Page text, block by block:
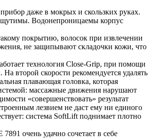
даже в мокрых и скользких руках.
ощутимы. Водонепроницаемы корпус
покрытию, волосок при извлечении
не защипывают складочки кожи, что
технология Close-Grip, при помощи
второй скорости рекомендуется удалять
плавающая головка, которая
массажные движения нарушают
«совершенствовать» результат
лезвием не даст ему ни единого
система SoftLift поднимает плотно
очень удачно сочетает в себе